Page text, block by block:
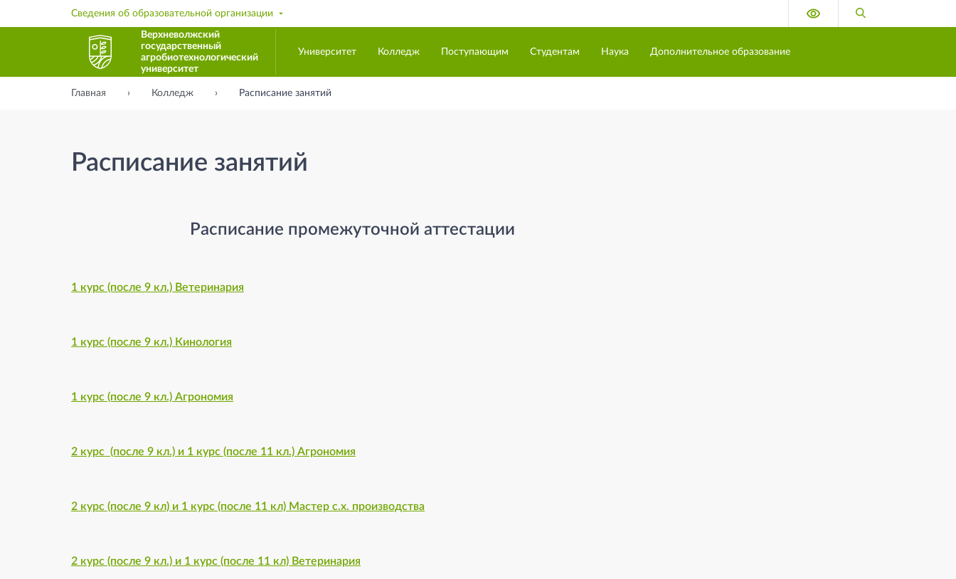
Сведения об образовательной организации Версия для слабовидящих
Верхневолжский
государственный
агробиотехнологический
университет
Университет Колледж Поступающим Студентам Наука Дополнительное образование
Главная Колледж Расписание занятий
Расписание занятий
Расписание промежуточной аттестации
1 курс (после 9 кл.) Ветеринария
1 курс (после 9 кл.) Кинология
1 курс (после 9 кл.) Агрономия
2 курс (после 9 кл.) и 1 курс (после 11 кл.) Агрономия
2 курс (после 9 кл) и 1 курс (после 11 кл) Мастер с.х. производства
2 курс (после 9 кл.) и 1 курс (после 11 кл) Ветеринария